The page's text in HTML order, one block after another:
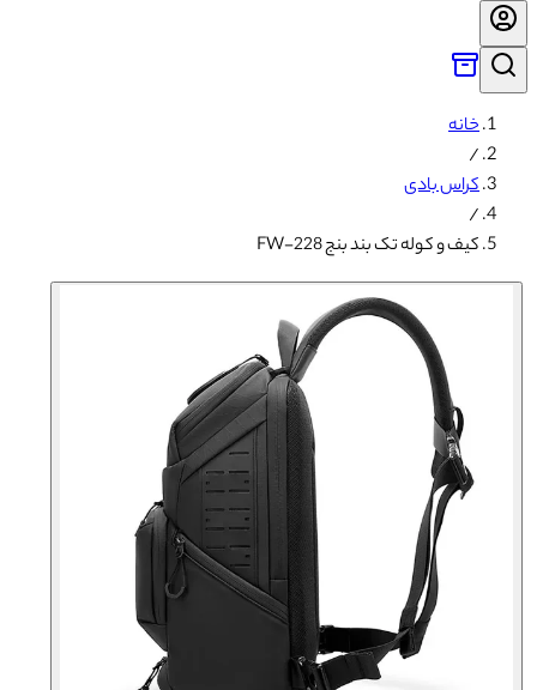
خانه
/
کراس بادی
/
کیف و کوله تک بند بنج FW-228